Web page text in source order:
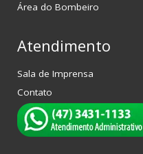
Área do Bombeiro
Atendimento
Sala de Imprensa
Contato